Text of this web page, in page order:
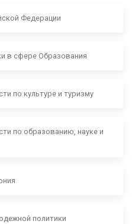
Федерации
в сфере Образования
по культуре и туризму
по образованию, науке и
политики